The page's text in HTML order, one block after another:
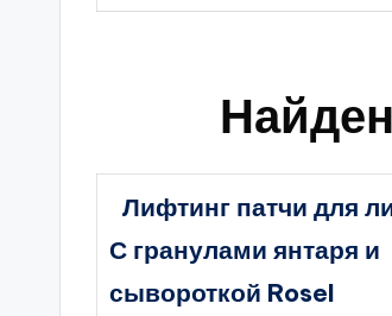
Лифтинг патчи для
С гранулами янтаря и
сывороткой Rosel